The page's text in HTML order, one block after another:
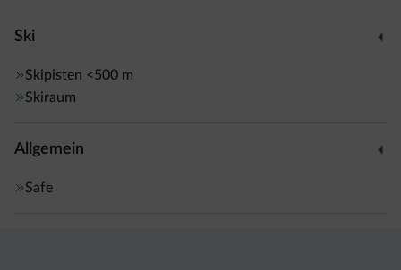
Ski
Skipisten <500 m
Skiraum
Allgemein
Safe